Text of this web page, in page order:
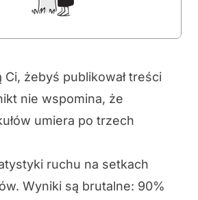
żebyś publikował treści
nie wspomina, że
umiera po trzech
ruchu na setkach
Wyniki są brutalne: 90%